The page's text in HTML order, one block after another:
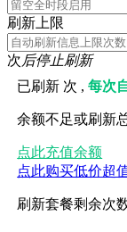
刷新上限
次后停止刷新
已刷新 次 ,每次
余额不足或刷新
点此充值余额
点此购买低价超
刷新套餐剩余次